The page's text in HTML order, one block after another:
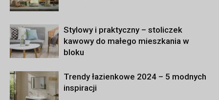
Stylowy i praktyczny – stoliczek
kawowy do małego mieszkania w
bloku
Trendy łazienkowe 2024 – 5 modnych
inspiracji